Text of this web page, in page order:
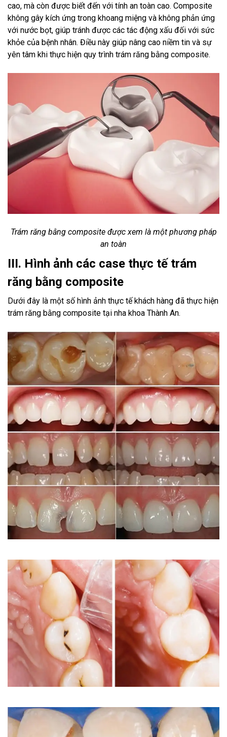
cao, mà còn được biết đến với tính an toàn cao. Composite
không gây kích ứng trong khoang miệng và không phản ứng
với nước bọt, giúp tránh được các tác động xấu đối với sức
khỏe của bệnh nhân. Điều này giúp nâng cao niềm tin và sự
yên tâm khi thực hiện quy trình trám răng bằng composite.
Trám răng bằng composite được xem là một phương pháp
an toàn
III. Hình ảnh các case thực tế trám
răng bằng composite
Dưới đây là một số hình ảnh thực tế khách hàng đã thực hiện
trám răng bằng composite tại nha khoa Thành An.